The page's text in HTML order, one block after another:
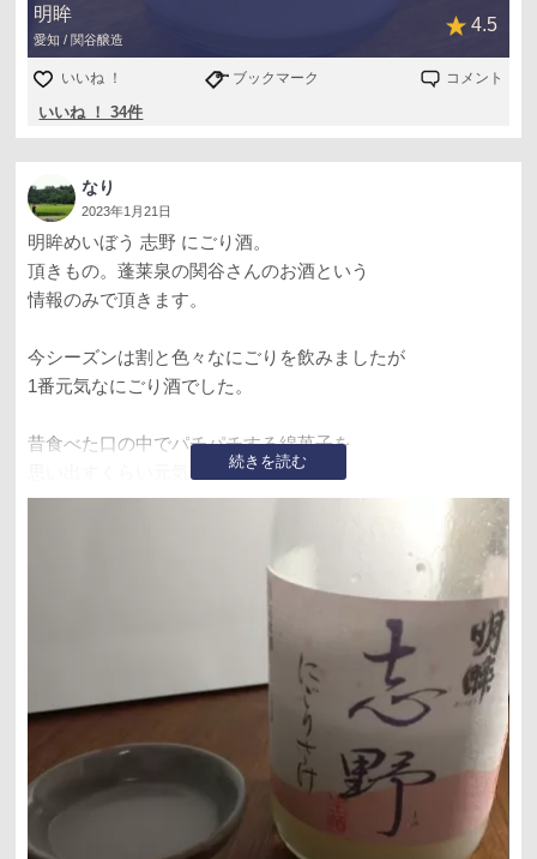
´ω`っ )3
今日は二日酔いではないけど寝不足です…
地元の歩道橋の風景で線路多すぎで開かずの踏切🚃
明眸
愛知 / 関谷醸造
4.5
いいね ！ ブックマーク コメント
いいね ！ 34件
なり
2023年1月21日
続きを読む
明眸めいぼう 志野 にごり酒。
頂きもの。蓬莱泉の関谷さんのお酒という
情報のみで頂きます。
今シーズンは割と色々なにごりを飲みましたが
1番元気なにごり酒でした。
昔食べた口の中でパチパチする綿菓子を
日本酒感もあり骨太で飲みごたえあり。
ただ基本はライトで飲みやすいので
もうすぐ愛知県から離れると思うと
東海エリアの酒が恋しくなってきます。